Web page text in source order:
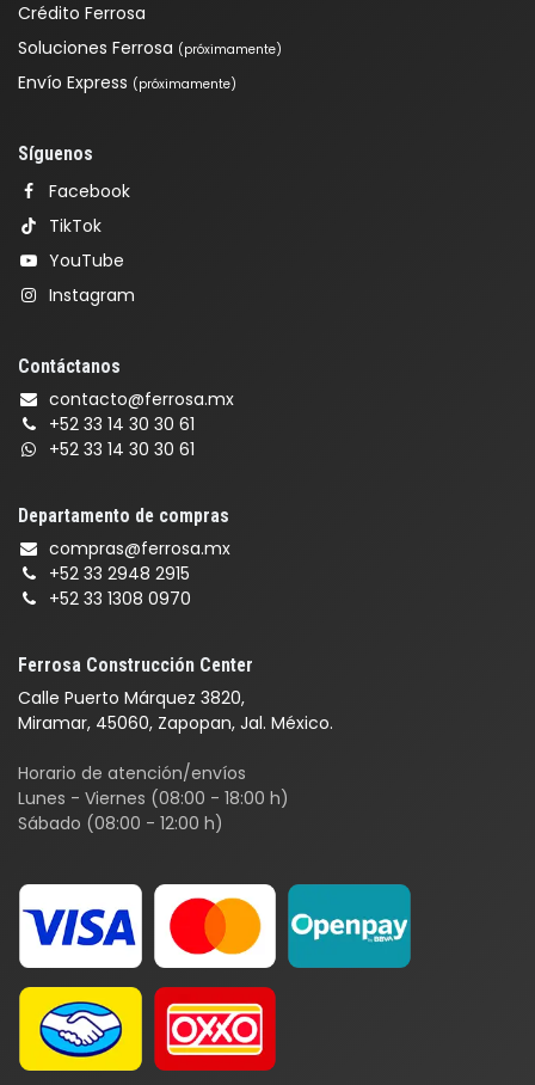
Crédito Ferrosa
Soluciones Ferrosa (próximamente)
Envío Express (próximamente)
Ferrosa Construcción Center
Calle Puerto Márquez 3820,
Miramar, 45060, Zapopan, Jal. México.
Horario de atención/envíos
Lunes - Viernes (08:00 - 18:00 h)
Sábado (08:00 - 12:00 h)
Síguenos
Facebook
TikTok
YouTube
Instagram
Contáctanos
contacto@ferrosa.mx
+52 33 14 30 30 61
+52 33 14 30 30 61
Departamento de compras
compras@ferrosa.mx
+52 33 2948 2915
+52 33 1308 0970